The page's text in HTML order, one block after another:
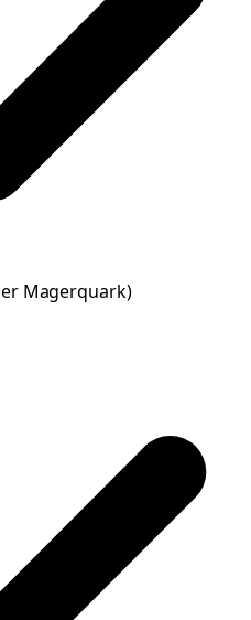
Magerquark)